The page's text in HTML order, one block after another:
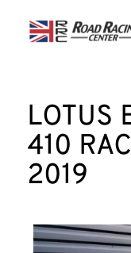
LOTUS
410
2019